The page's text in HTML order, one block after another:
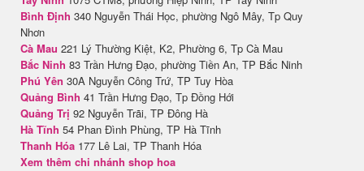
Bình Định 340 Nguyễn Thái Học, phường Ngô Mây, Tp Quy
Nhơn
Cà Mau 221 Lý Thường Kiệt, K2, Phường 6, Tp Cà Mau
Bắc Ninh 83 Trần Hưng Đạo, phường Tiền An, TP Bắc Ninh
Phú Yên 30A Nguyễn Công Trứ, TP Tuy Hòa
Quảng Bình 41 Trần Hưng Đạo, Tp Đồng Hới
Quảng Trị 92 Nguyễn Trãi, TP Đông Hà
Hà Tĩnh 54 Phan Đình Phùng, TP Hà Tĩnh
Thanh Hóa 177 Lê Lai, TP Thanh Hóa
Xem thêm chi nhánh shop hoa